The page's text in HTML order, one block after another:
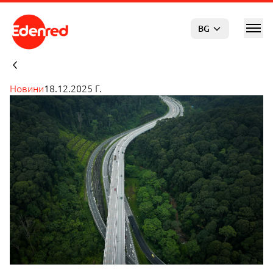
Отиди към основното съдържание
BG
Новини18.12.2025 Г.